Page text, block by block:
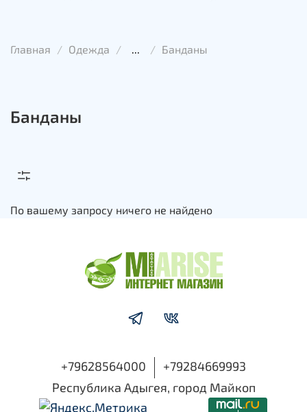
Главная Одежда ... Банданы
Банданы
По вашему запросу ничего не найдено
+79628564000
+79284669993
Республика Адыгея, город Майкоп